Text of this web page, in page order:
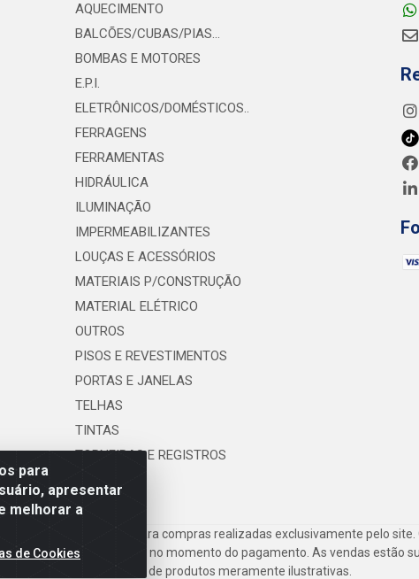
para
apresentar
melhorar a
de Cookies
AQUECIMENTO
BALCÕES/CUBAS/PIAS...
BOMBAS E MOTORES
E.P.I.
ELETRÔNICOS/DOMÉSTICOS..
FERRAGENS
FERRAMENTAS
HIDRÁULICA
ILUMINAÇÃO
IMPERMEABILIZANTES
LOUÇAS E ACESSÓRIOS
MATERIAIS P/CONSTRUÇÃO
MATERIAL ELÉTRICO
OUTROS
PISOS E REVESTIMENTOS
PORTAS E JANELAS
TELHAS
TINTAS
TORNEIRAS E REGISTROS
e frete são válidos para compras realizadas exclusivamente pelo
de compras do site no momento do pagamento. As vendas estão
Imagens de produtos meramente ilustrativas.